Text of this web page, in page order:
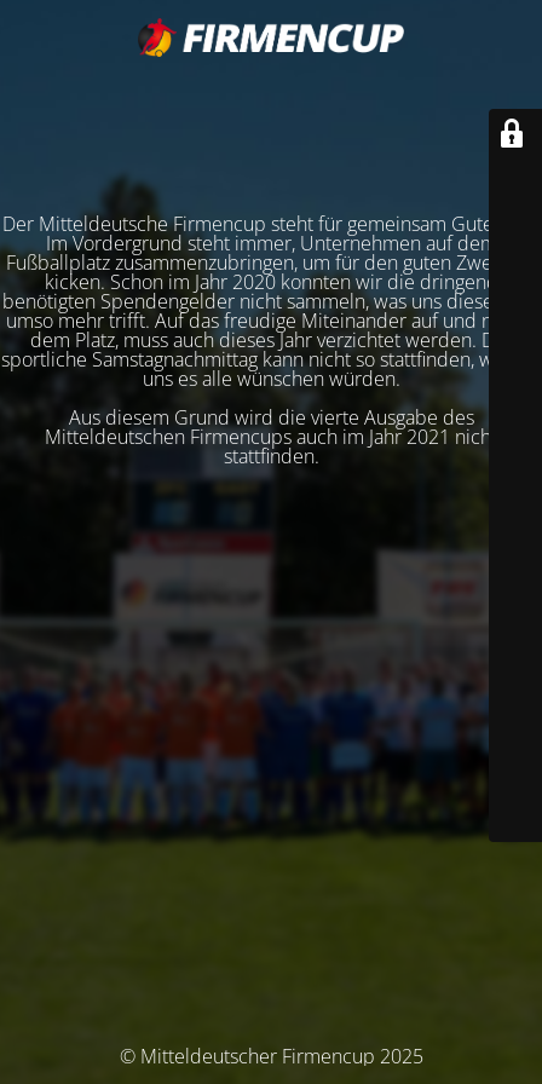
Der Mitteldeutsche Firmencup steht für gemeinsam Gutes tun.
Im Vordergrund steht immer, Unternehmen auf dem
Fußballplatz zusammenzubringen, um für den guten Zweck zu
kicken. Schon im Jahr 2020 konnten wir die dringend
benötigten Spendengelder nicht sammeln, was uns dieses Jahr
umso mehr trifft. Auf das freudige Miteinander auf und neben
dem Platz, muss auch dieses Jahr verzichtet werden. Der
sportliche Samstagnachmittag kann nicht so stattfinden, wie wir
uns es alle wünschen würden.
Aus diesem Grund wird die vierte Ausgabe des
Mitteldeutschen Firmencups auch im Jahr 2021 nicht
stattfinden.
© Mitteldeutscher Firmencup 2025